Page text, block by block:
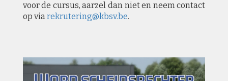
voor de cursus, aarzel dan niet en neem contact
op viarekrutering@kbsv.be.